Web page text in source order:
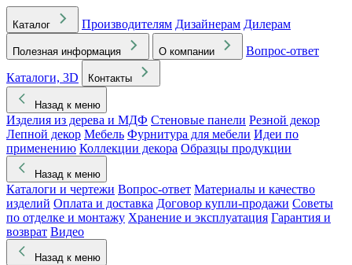
Каталог Производителям Дизайнерам Дилерам
Полезная информация О компании
Вопрос-ответ
Каталоги, 3D
Контакты
Назад к меню
Изделия из дерева и МДФ Стеновые панели Резной декор
Лепной декор Мебель Фурнитура для мебели Идеи по
применению Коллекции декора Образцы продукции
Назад к меню
Каталоги и чертежи Вопрос-ответ Материалы и качество
изделий Оплата и доставка Договор купли-продажи Советы
по отделке и монтажу Хранение и эксплуатация Гарантия и
возврат Видео
Назад к меню